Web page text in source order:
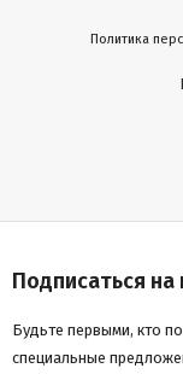
Политика
Подписаться на
Будьте первыми, кто
специальные